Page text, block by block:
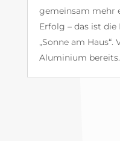
gemeinsam mehr
Erfolg – das ist
„Sonne am
Aluminium